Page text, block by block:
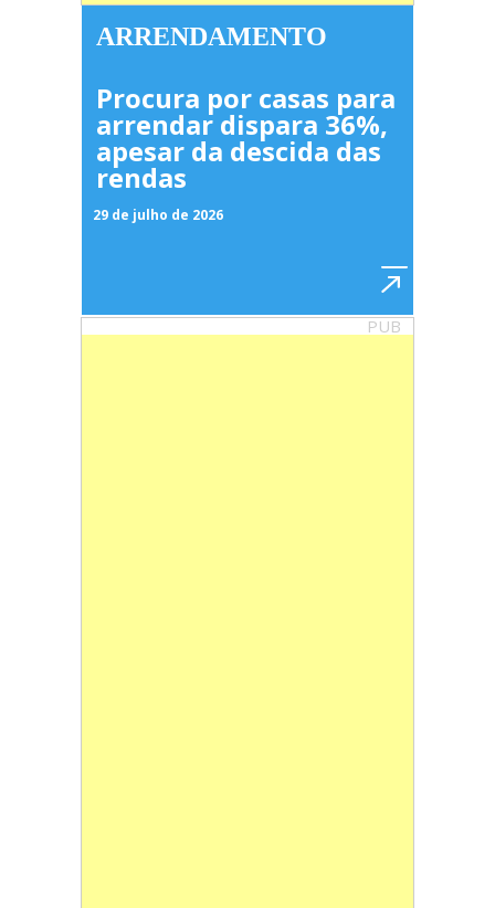
ARRENDAMENTO
Procura por casas para
arrendar dispara 36%,
apesar da descida das
rendas
29 de julho de 2026
PUB